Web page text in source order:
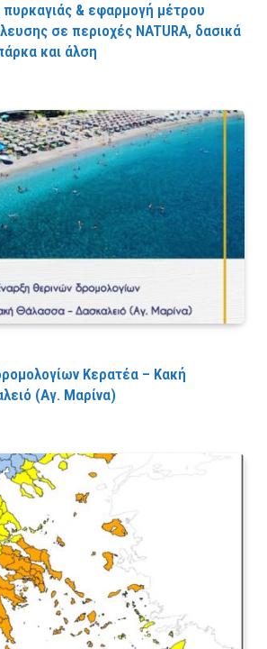
πυρκαγιάς & εφαρμογή μέτρου
σε περιοχές NATURA, δασικά
και άλση
Κερατέα – Κακή
(Αγ. Μαρίνα)